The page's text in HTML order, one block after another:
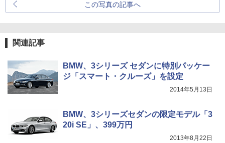
この写真の記事へ
関連記事
BMW、3シリーズ セダンに特別パッケー
ジ「スマート・クルーズ」を設定
2014年5月13日
BMW、3シリーズセダンの限定モデル「3
20i SE」、399万円
2013年8月22日